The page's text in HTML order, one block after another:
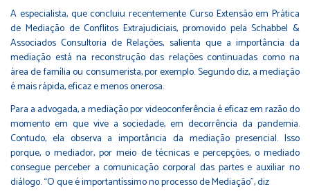
A especialista, que concluiu recentemente Curso Extensão em Prática
de Mediação de Conflitos Extrajudiciais, promovido pela Schabbel &
Associados Consultoria de Relações, salienta que a importância da
mediação está na reconstrução das relações continuadas como na
área de família ou consumerista, por exemplo. Segundo diz, a mediação
é mais rápida, eficaz e menos onerosa.
Para a advogada, a mediação por videoconferência é eficaz em razão do
momento em que vive a sociedade, em decorrência da pandemia.
Contudo, ela observa a importância da mediação presencial. Isso
porque, o mediador, por meio de técnicas e percepções, o mediado
consegue perceber a comunicação corporal das partes e auxiliar no
diálogo. “O que é importantíssimo no processo de Mediação”, diz